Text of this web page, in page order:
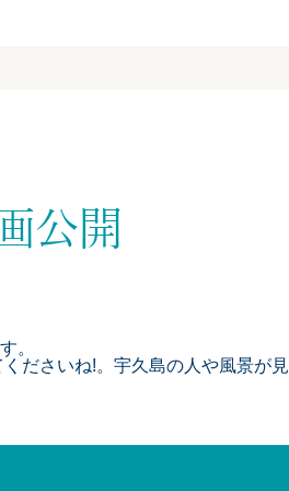
公開
。
ださいね!。宇久島の人や風景が見